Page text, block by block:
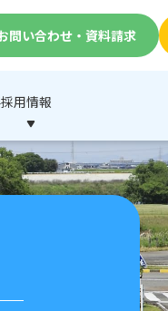
問い合わせ・ 資料請求
採用情報